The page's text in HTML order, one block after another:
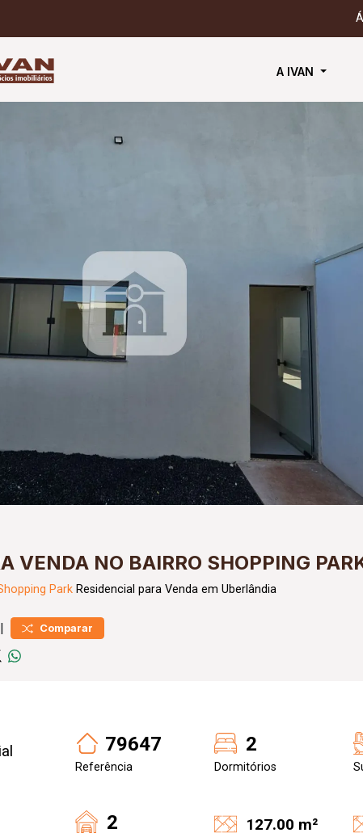
A IVAN
VENDA NO BAIRRO SHOPPING
Park Residencial para Venda em Uberlândia
| Comparar
79647
Referência
2
Dormitórios
2 127.00 m²